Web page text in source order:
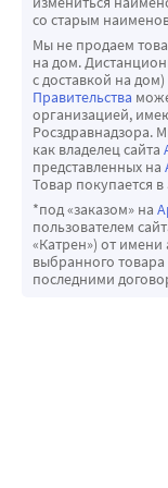
области,
характер при
Латанопрост
ресниц и
утолщение,
изменение
ресниц были
терапии.
Влияние на
средствами и ме-
Исследований
со старым
Мы не продаем
на дом.
с доставкой на дом)
Правительства
организацией,
Росздравнадзора.
как владелец сайта
представленных на
Товар покупается в
*под «заказом» на
пользователем
«Катрен») от
выбранного
последними